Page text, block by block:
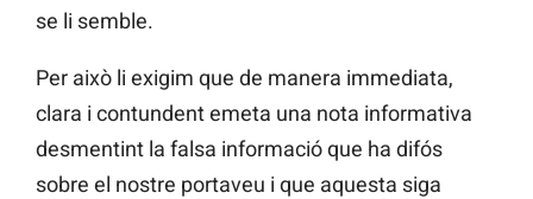
se li semble.
Per això li exigim que de manera immediata,
clara i contundent emeta una nota informativa
desmentint la falsa informació que ha difós
sobre el nostre portaveu i que aquesta siga